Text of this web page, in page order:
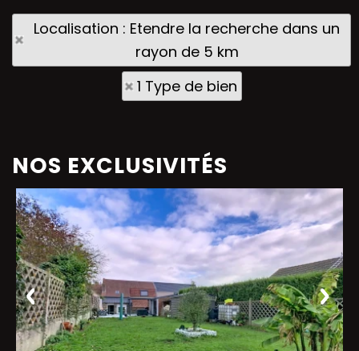
Localisation : Etendre la recherche dans un
rayon de 5 km
1 Type de bien
NOS EXCLUSIVITÉS